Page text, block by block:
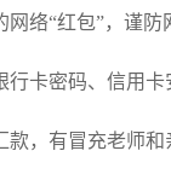
络“红包”，谨防
行卡密码、信用卡
款，有冒充老师